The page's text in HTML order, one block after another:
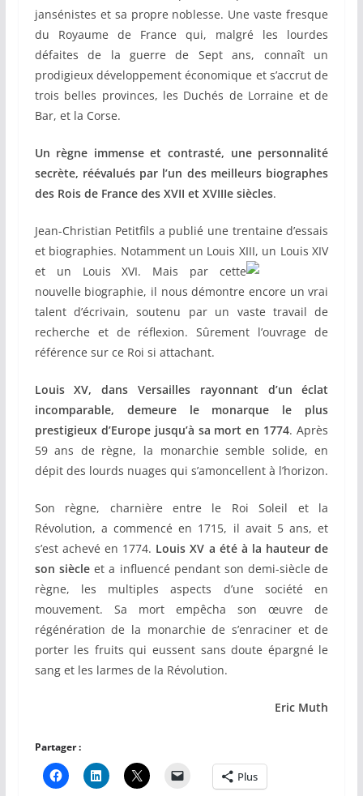
jansénistes et sa propre noblesse. Une vaste fresque
du Royaume de France qui, malgré les lourdes
défaites de la guerre de Sept ans, connaît un
prodigieux développement économique et s’accrut de
trois belles provinces, les Duchés de Lorraine et de
Bar, et la Corse.
Un règne immense et contrasté, une personnalité
secrète, réévalués par l’un des meilleurs biographes
des Rois de France des XVII et XVIIIe siècles.
Jean-Christian Petitfils a publié une trentaine d’essais
et biographies. Notamment un Louis XIII, un Louis XIV
et un Louis XVI. Mais par cette
nouvelle biographie, il nous démontre encore un vrai
talent d’écrivain, soutenu par un vaste travail de
recherche et de réflexion. Sûrement l’ouvrage de
référence sur ce Roi si attachant.
Louis XV, dans Versailles rayonnant d’un éclat
incomparable, demeure le monarque le plus
prestigieux d’Europe jusqu’à sa mort en 1774. Après
59 ans de règne, la monarchie semble solide, en
dépit des lourds nuages qui s’amoncellent à l’horizon.
Son règne, charnière entre le Roi Soleil et la
Révolution, a commencé en 1715, il avait 5 ans, et
s’est achevé en 1774. Louis XV a été à la hauteur de
son siècleet a influencé pendant son demi-siècle de
règne, les multiples aspects d’une société en
mouvement. Sa mort empêcha son œuvre de
régénération de la monarchie de s’enraciner et de
porter les fruits qui eussent sans doute épargné le
sang et les larmes de la Révolution.
Eric Muth
Partager :
Plus